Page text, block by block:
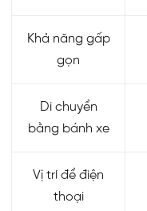
Khả năng gấp
gọn
Di chuyển
bằng bánh xe
Vị trí để điện
thoại